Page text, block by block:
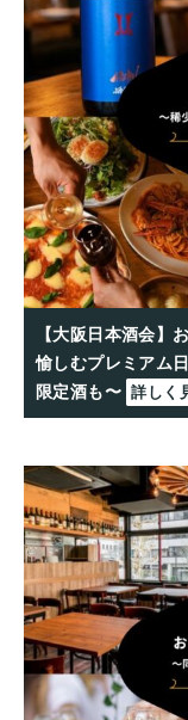
【大阪日本酒会】
愉しむプレミアム
限定酒も〜 詳しく